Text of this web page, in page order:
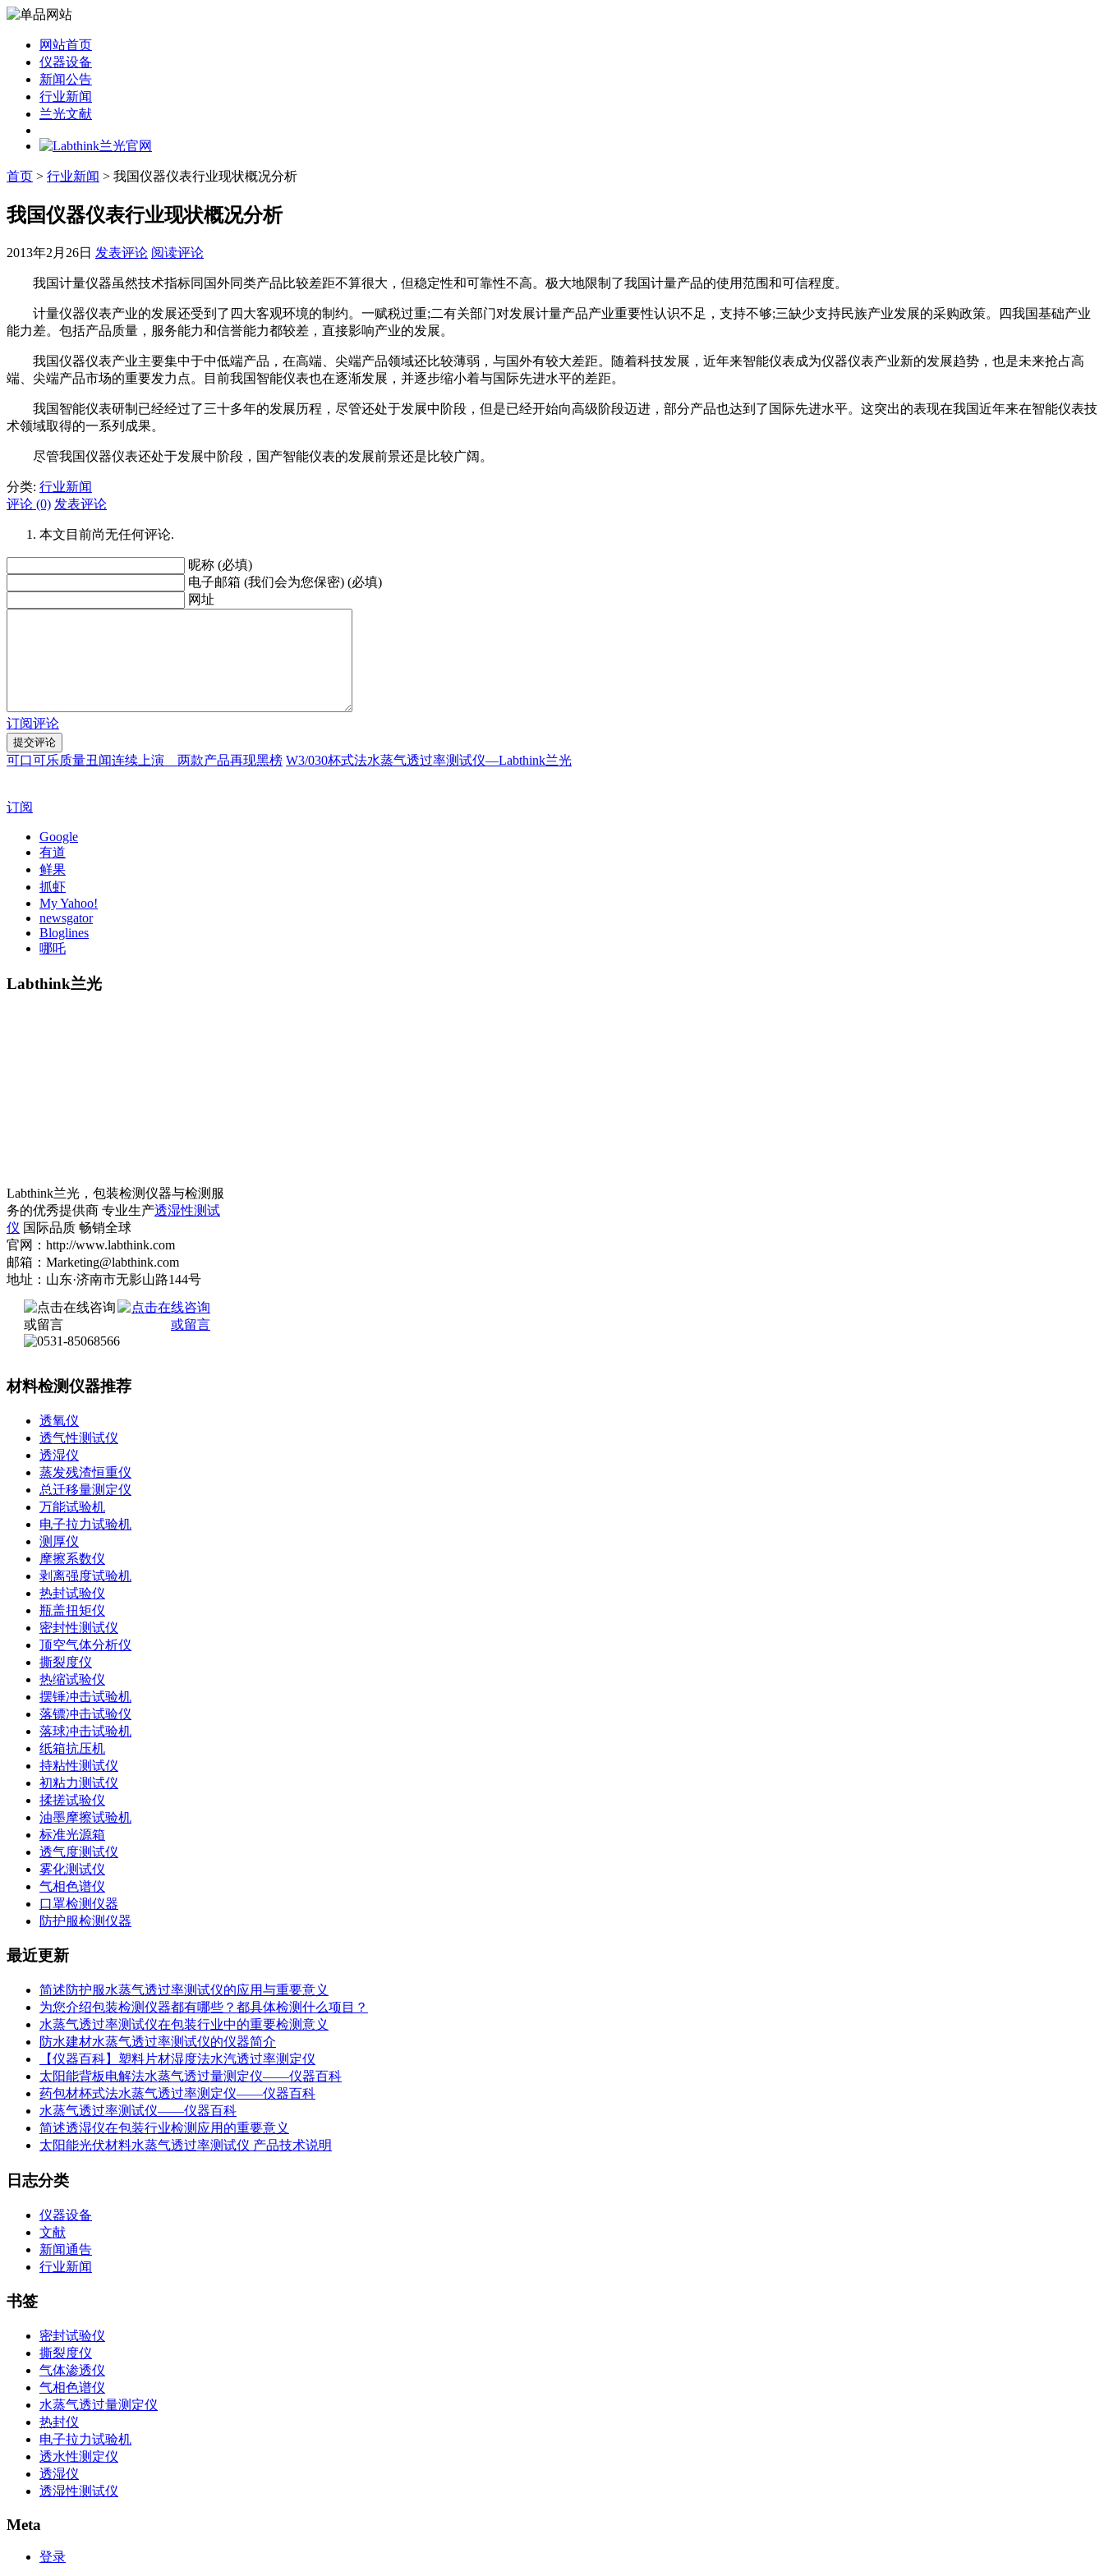
网站首页
仪器设备
新闻公告
行业新闻
兰光文献
首页 > 行业新闻 > 我国仪器仪表行业现状概况分析
我国仪器仪表行业现状概况分析
2013年2月26日 发表评论 阅读评论
我国计量仪器虽然技术指标同国外同类产品比较差距不算很大，但稳定性和可靠性不高。极大地限制了我国计量产品的使用范围和可信程度。
计量仪器仪表产业的发展还受到了四大客观环境的制约。一赋税过重;二有关部门对发展计量产品产业重要性认识不足，支持不够;三缺少支持民族产业发展的采购政策。四我国基础产业
能力差。包括产品质量，服务能力和信誉能力都较差，直接影响产业的发展。
我国仪器仪表产业主要集中于中低端产品，在高端、尖端产品领域还比较薄弱，与国外有较大差距。随着科技发展，近年来智能仪表成为仪器仪表产业新的发展趋势，也是未来抢占高
端、尖端产品市场的重要发力点。目前我国智能仪表也在逐渐发展，并逐步缩小着与国际先进水平的差距。
我国智能仪表研制已经经过了三十多年的发展历程，尽管还处于发展中阶段，但是已经开始向高级阶段迈进，部分产品也达到了国际先进水平。这突出的表现在我国近年来在智能仪表技
术领域取得的一系列成果。
尽管我国仪器仪表还处于发展中阶段，国产智能仪表的发展前景还是比较广阔。
分类: 行业新闻
评论 (0) 发表评论
本文目前尚无任何评论.
昵称 (必填)
电子邮箱 (我们会为您保密) (必填)
网址
订阅评论
可口可乐质量丑闻连续上演 两款产品再现黑榜 W3/030杯式法水蒸气透过率测试仪—Labthink兰光
订阅
Google
有道
鲜果
抓虾
My Yahoo!
newsgator
Bloglines
哪吒
Labthink兰光
Labthink兰光，包装检测仪器与检测服
务的优秀提供商 专业生产透湿性测试
仪 国际品质 畅销全球
官网：http://www.labthink.com
邮箱：Marketing@labthink.com
地址：山东·济南市无影山路144号
材料检测仪器推荐
透氧仪
透气性测试仪
透湿仪
蒸发残渣恒重仪
总迁移量测定仪
万能试验机
电子拉力试验机
测厚仪
摩擦系数仪
剥离强度试验机
热封试验仪
瓶盖扭矩仪
密封性测试仪
顶空气体分析仪
撕裂度仪
热缩试验仪
摆锤冲击试验机
落镖冲击试验仪
落球冲击试验机
纸箱抗压机
持粘性测试仪
初粘力测试仪
揉搓试验仪
油墨摩擦试验机
标准光源箱
透气度测试仪
雾化测试仪
气相色谱仪
口罩检测仪器
防护服检测仪器
最近更新
简述防护服水蒸气透过率测试仪的应用与重要意义
为您介绍包装检测仪器都有哪些？都具体检测什么项目？
水蒸气透过率测试仪在包装行业中的重要检测意义
防水建材水蒸气透过率测试仪的仪器简介
【仪器百科】塑料片材湿度法水汽透过率测定仪
太阳能背板电解法水蒸气透过量测定仪——仪器百科
药包材杯式法水蒸气透过率测定仪——仪器百科
水蒸气透过率测试仪——仪器百科
简述透湿仪在包装行业检测应用的重要意义
太阳能光伏材料水蒸气透过率测试仪 产品技术说明
日志分类
仪器设备
文献
新闻通告
行业新闻
书签
密封试验仪
撕裂度仪
气体渗透仪
气相色谱仪
水蒸气透过量测定仪
热封仪
电子拉力试验机
透水性测定仪
透湿仪
透湿性测试仪
Meta
登录